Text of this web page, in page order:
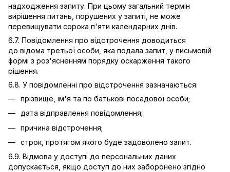
надходження запиту. При цьому загальний термін
вирішення питань, порушених у запиті, не може
перевищувати сорока п'яти календарних днів.
6.7. Повідомлення про відстрочення доводиться
до відома третьої особи, яка подала запит, у письмовій
формі з роз'ясненням порядку оскарження такого
рішення.
6.8. У повідомленні про відстрочення зазначаються:
прізвище, ім'я та по батькові посадової особи;
дата відправлення повідомлення;
причина відстрочення;
строк, протягом якого буде задоволено запит.
6.9. Відмова у доступі до персональних даних
допускається, якщо доступ до них заборонено згідно